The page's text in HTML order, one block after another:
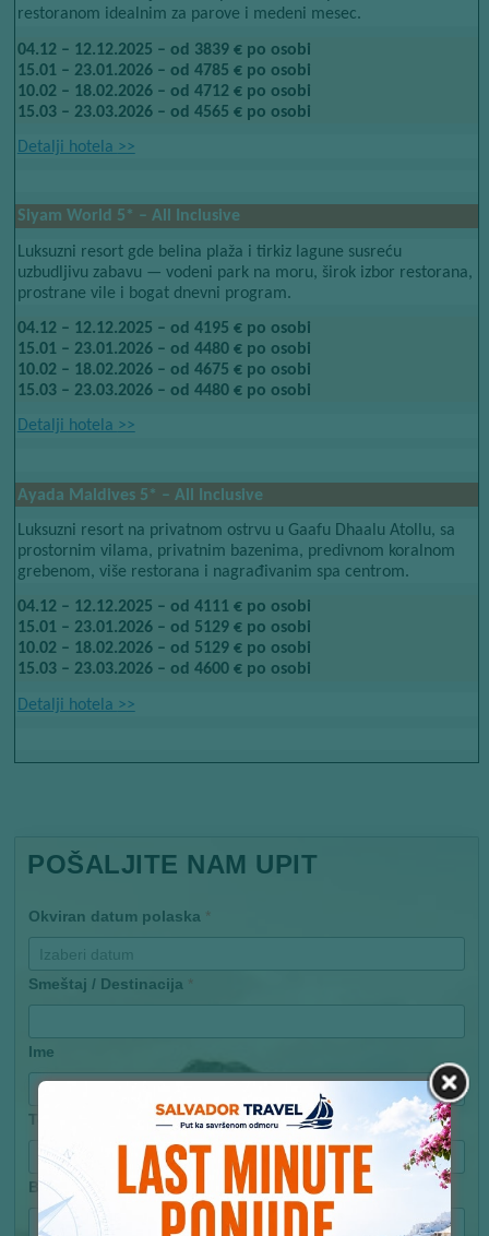
restoranom idealnim za parove i medeni mesec.
04.12 – 12.12.2025 – od 3839 € po osobi
15.01 – 23.01.2026 – od 4785 € po osobi
10.02 – 18.02.2026 – od 4712 € po osobi
15.03 – 23.03.2026 – od 4565 € po osobi
Detalji hotela​​ >>
Siyam World ​​ 5* ​​ – All Inclusive
Luksuzni resort gde belina plaža i tirkiz lagune susreću
uzbudljivu zabavu — vodeni park na moru, širok izbor restorana,
prostrane vile i bogat dnevni program.
04.12 – 12.12.2025 – od 4195 € po osobi
15.01 – 23.01.2026 – od 4480 € po osobi
10.02 – 18.02.2026 – od 4675 € po osobi
15.03 – 23.03.2026 – od 4480 € po osobi
Detalji hotela​​ >>
Ayada Maldives 5* – All Inclusive
Luksuzni resort na privatnom ostrvu u Gaafu Dhaalu Atollu, sa
prostornim vilama, privatnim bazenima, predivnom koralnom
grebenom, više restorana i nagrađivanim spa centrom.
04.12 – 12.12.2025 – od 4111 € po osobi
15.01 – 23.01.2026 – od 5129 € po osobi
10.02 – 18.02.2026 – od 5129 € po osobi
15.03 – 23.03.2026 – od 4600 € po osobi
Detalji hotela​​ >>
POŠALJITE NAM UPIT
Okviran datum polaska *
Smeštaj / Destinacija *
Ime
Telefon
Broj odraslih putnika
Izaberi broj putnika